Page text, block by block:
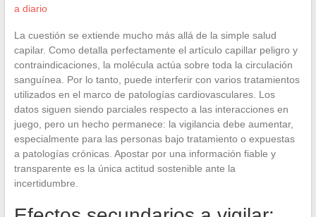
a diario
La cuestión se extiende mucho más allá de la simple salud
capilar. Como detalla perfectamente el artículo capillar peligro y
contraindicaciones, la molécula actúa sobre toda la circulación
sanguínea. Por lo tanto, puede interferir con varios tratamientos
utilizados en el marco de patologías cardiovasculares. Los
datos siguen siendo parciales respecto a las interacciones en
juego, pero un hecho permanece: la vigilancia debe aumentar,
especialmente para las personas bajo tratamiento o expuestas
a patologías crónicas. Apostar por una información fiable y
transparente es la única actitud sostenible ante la
incertidumbre.